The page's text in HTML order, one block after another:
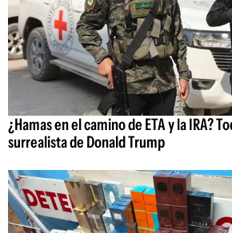
¿Hamas en el camino de ETA y la IRA?
surrealista de Donald Trump